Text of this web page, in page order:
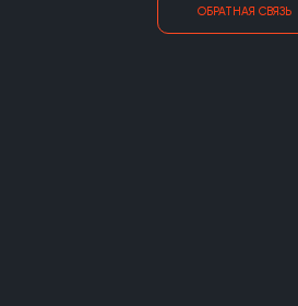
ОБРАТНАЯ СВЯЗЬ